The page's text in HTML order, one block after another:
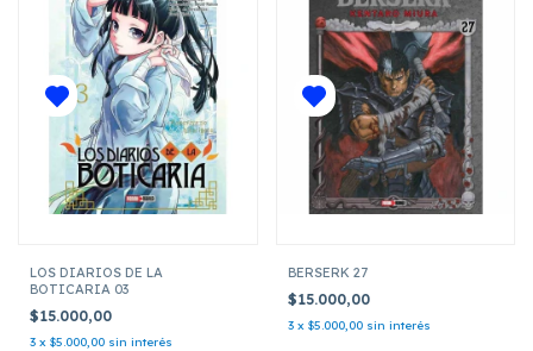
LOS DIARIOS DE LA
BOTICARIA 03
$15.000,00
3 x $5.000,00 sin interés
BERSERK 27
$15.000,00
3 x $5.000,00 sin interés